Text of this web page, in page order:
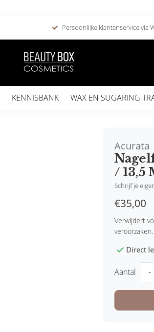
Persoonlijke klantenservice via
KENNISBANK WAX EN SUGARING
Acurata
/ 13,5
Schrijf je
€35,00
Verwijdert
veroorzaken.
Direct
Aantal -